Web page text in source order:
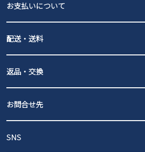
お支払いについて
PayPay（オンライン決済）、代金引換のご利
配送・送料
北海道・本州・四国・九州…550円
3,980円（税込）以上お買い上げで送料無料
発送日・送料詳細については
ご利用ください。
全国一律…220円（税込）
発送日・送料詳細についてはご利用ガイドを
ご利用ください。
返品・交換
の片道無料サービスを実施中！
ントとしても安心してご利用いただけるよう
お問合せ先
営業時間：11時～17時
SNS